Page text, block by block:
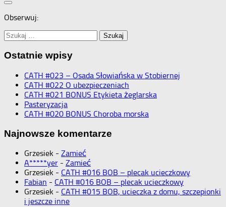
Obserwuj:
Szukaj:
Ostatnie wpisy
CATH #023 – Osada Słowiańska w Stobiernej
CATH #022 O ubezpieczeniach
CATH #021 BONUS Etykieta żeglarska
Pasteryzacja
CATH #020 BONUS Choroba morska
Najnowsze komentarze
Grzesiek - Zamieć
A*****yer - Zamieć
Grzesiek - CATH #016 BOB – plecak ucieczkowy
Fabian - CATH #016 BOB – plecak ucieczkowy
Grzesiek - CATH #015 BOB, ucieczka z domu, szczepionki
i jeszcze inne